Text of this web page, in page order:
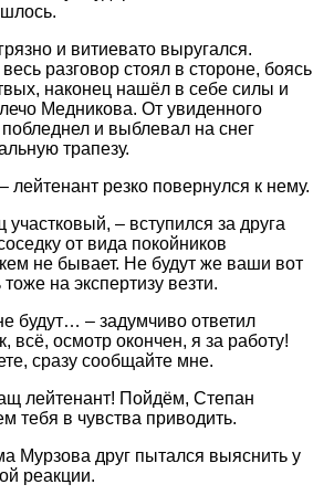
и витиевато выругался.
разговор стоял в стороне, боясь
наконец нашёл в себе силы и
Медникова. От увиденного
и выблевал на снег
трапезу.
лейтенант резко повернулся к нему.
– вступился за друга
от вида покойников
не бывает. Не будут же ваши вот
на экспертизу везти.
будут… – задумчиво ответил
всё, осмотр окончен, я за работу!
сразу сообщайте мне.
лейтенант! Пойдём, Степан
тебя в чувства приводить.
Мурзова друг пытался выяснить у
реакции.